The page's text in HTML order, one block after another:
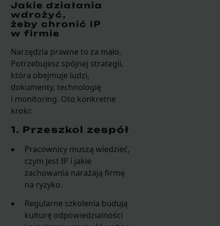
Jakie działania
wdrożyć,
żeby chronić IP
w firmie
Narzędzia prawne to za mało.
Potrzebujesz spójnej strategii,
która obejmuje ludzi,
dokumenty, technologię
i monitoring. Oto konkretne
kroki:
1. Przeszkol zespół
Pracownicy muszą wiedzieć,
czym jest IP i jakie
zachowania narażają firmę
na ryzyko.
Regularne szkolenia budują
kulturę odpowiedzialności